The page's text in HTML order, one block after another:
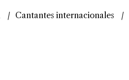
Cantantes internacionales